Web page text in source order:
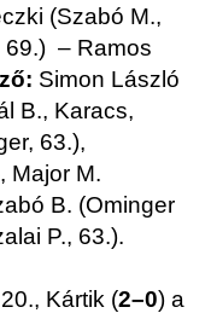
(Szabó M.,
69.) – Ramos
Simon László
B., Karacs,
63.),
Major M.
B. (Ominger
P., 63.).
Kártik (2–0) a